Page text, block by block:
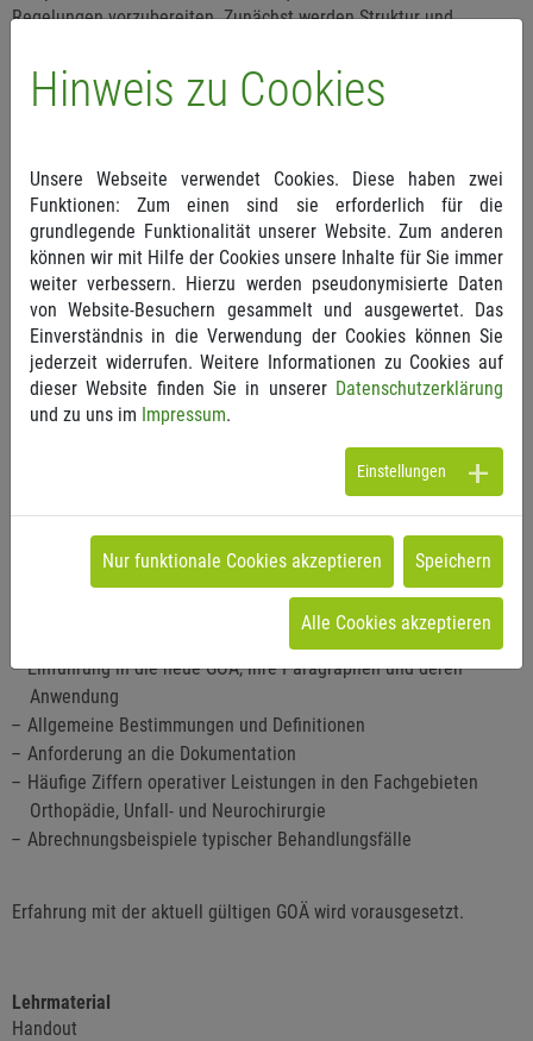
Regelungen vorzubereiten. Zunächst werden Struktur und
vorgestellt, bevor im Anschluss die Auswirkungen auf die
tägliche Abrechnungspraxis in den Fachbereichen Orthopädie,
GOÄ bedeuten strukturelle Veränderungen bei den gewohnten
Praxisabläufen, insbesondere bei Dokumentation,
Praxisorganisation und Abrechnung. Für eine rechtssichere und
wirtschaftliche Abrechnung ist es daher entscheidend, sich
bereits jetzt vorzubereiten.
Zielgruppe
Mediziner aus Praxis und MVZ mit Vorkenntnissen in der
aktuell gültigen GOÄ
Medizinisches Fachpersonal aus Praxis und MVZ mit
Vorkenntnissen in der aktuell gültigen GOÄ
Verwaltungspersonal aus Praxis und MVZ mit Vorkenntnissen
Inhalte
Einführung in die neue GOÄ, ihre Paragraphen und deren
Anwendung
Allgemeine Bestimmungen und Definitionen
Anforderung an die Dokumentation
Häufige Ziffern operativer Leistungen in den Fachgebieten
Orthopädie, Unfall- und Neurochirurgie
Abrechnungsbeispiele typischer Behandlungsfälle
Erfahrung mit der aktuell gültigen GOÄ wird vorausgesetzt.
Lehrmaterial
Handout
Hinweis zu Cookies
Unsere Webseite verwendet Cookies. Diese haben zwei
Funktionen: Zum einen sind sie erforderlich für die
grundlegende Funktionalität unserer Website. Zum anderen
können wir mit Hilfe der Cookies unsere Inhalte für Sie immer
weiter verbessern. Hierzu werden pseudonymisierte Daten
von Website-Besuchern gesammelt und ausgewertet. Das
Einverständnis in die Verwendung der Cookies können Sie
jederzeit widerrufen. Weitere Informationen zu Cookies auf
dieser Website finden Sie in unserer Datenschutzerklärung
und zu uns im Impressum.
Einstellungen
Nur funktionale Cookies akzeptieren Speichern
Alle Cookies akzeptieren